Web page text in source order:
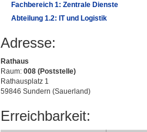
Fachbereich 1: Zentrale Dienste
Abteilung 1.2: IT und Logistik
Adresse:
Rathaus
Raum: 008 (Poststelle)
Rathausplatz 1
59846 Sundern (Sauerland)
Erreichbarkeit: